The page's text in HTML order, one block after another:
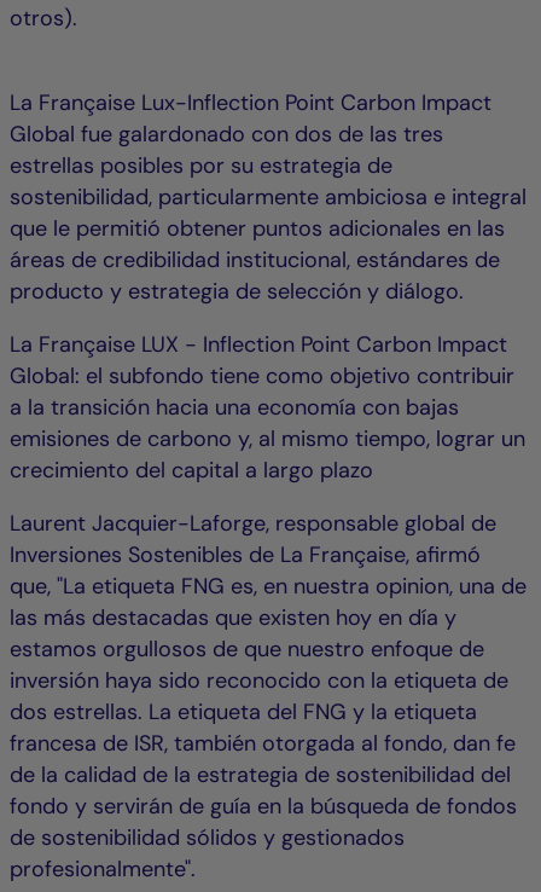
otros).
La Française Lux-Inflection Point Carbon Impact
Global fue galardonado con dos de las tres
estrellas posibles por su estrategia de
sostenibilidad, particularmente ambiciosa e integral
que le permitió obtener puntos adicionales en las
áreas de credibilidad institucional, estándares de
producto y estrategia de selección y diálogo.
La Française LUX - Inflection Point Carbon Impact
Global: el subfondo tiene como objetivo contribuir
a la transición hacia una economía con bajas
emisiones de carbono y, al mismo tiempo, lograr un
crecimiento del capital a largo plazo
Laurent Jacquier-Laforge, responsable global de
Inversiones Sostenibles de La Française, afirmó
que, "La etiqueta FNG es, en nuestra opinion, una de
las más destacadas que existen hoy en día y
estamos orgullosos de que nuestro enfoque de
inversión haya sido reconocido con la etiqueta de
dos estrellas. La etiqueta del FNG y la etiqueta
francesa de ISR, también otorgada al fondo, dan fe
de la calidad de la estrategia de sostenibilidad del
fondo y servirán de guía en la búsqueda de fondos
de sostenibilidad sólidos y gestionados
profesionalmente".